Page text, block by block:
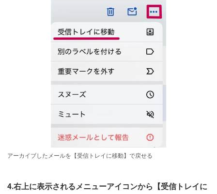
アーカイブしたメールを【受信トレイに移動】で戻せる
4.右上に表示されるメニューアイコンから【受信トレイに